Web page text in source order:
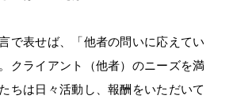
で表せば、「他者の問いに応えてい
クライアント（他者）のニーズを満
ちは日々活動し、報酬をいただいて